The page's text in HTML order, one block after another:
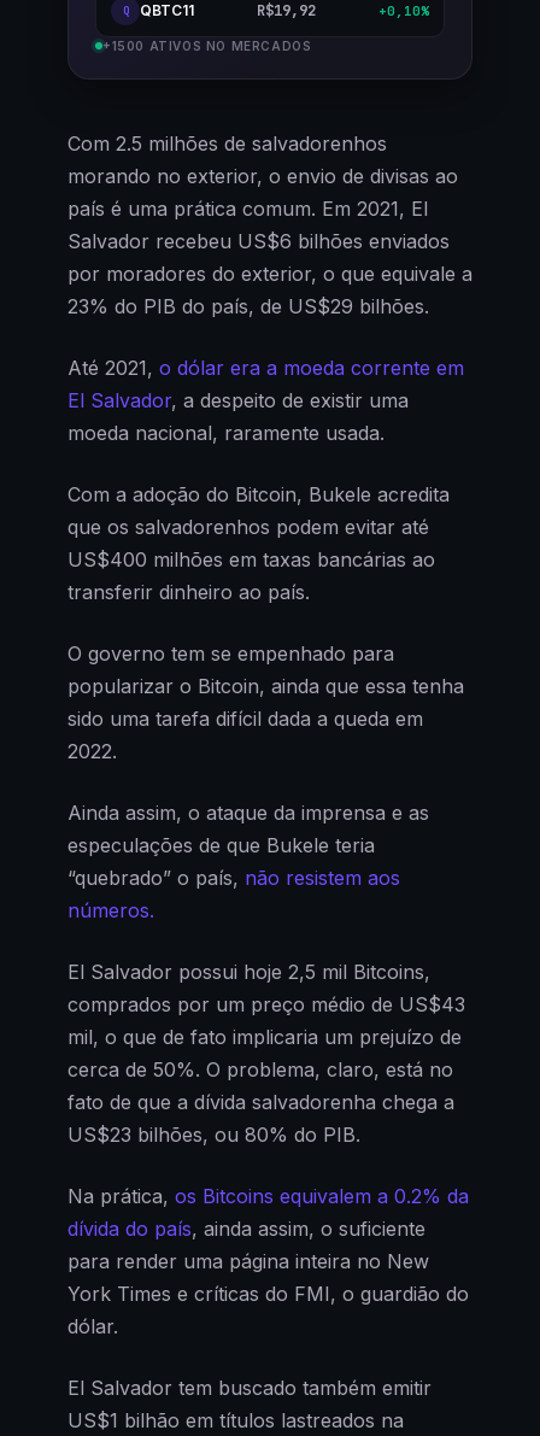
Q QBTC11 R$19,92 +0,10%
+1500 ATIVOS NO MERCADOS
Com 2.5 milhões de salvadorenhos
morando no exterior, o envio de divisas ao
país é uma prática comum. Em 2021, El
Salvador recebeu US$6 bilhões enviados
por moradores do exterior, o que equivale a
23% do PIB do país, de US$29 bilhões.
Até 2021, o dólar era a moeda corrente em
El Salvador, a despeito de existir uma
moeda nacional, raramente usada.
Com a adoção do Bitcoin, Bukele acredita
que os salvadorenhos podem evitar até
US$400 milhões em taxas bancárias ao
transferir dinheiro ao país.
O governo tem se empenhado para
popularizar o Bitcoin, ainda que essa tenha
sido uma tarefa difícil dada a queda em
2022.
Ainda assim, o ataque da imprensa e as
especulações de que Bukele teria
“quebrado” o país, não resistem aos
números.
El Salvador possui hoje 2,5 mil Bitcoins,
comprados por um preço médio de US$43
mil, o que de fato implicaria um prejuízo de
cerca de 50%. O problema, claro, está no
fato de que a dívida salvadorenha chega a
US$23 bilhões, ou 80% do PIB.
Na prática, os Bitcoins equivalem a 0.2% da
dívida do país, ainda assim, o suficiente
para render uma página inteira no New
York Times e críticas do FMI, o guardião do
dólar.
El Salvador tem buscado também emitir
US$1 bilhão em títulos lastreados na